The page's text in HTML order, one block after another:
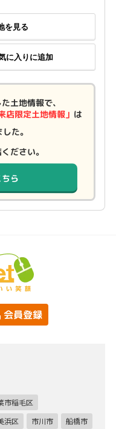
を見る
に入りに追加
土地情報で、
店限定土地情報」 は
た。
ださい。
ら
会員登録
市稲毛区
浜区 市川市
船橋市